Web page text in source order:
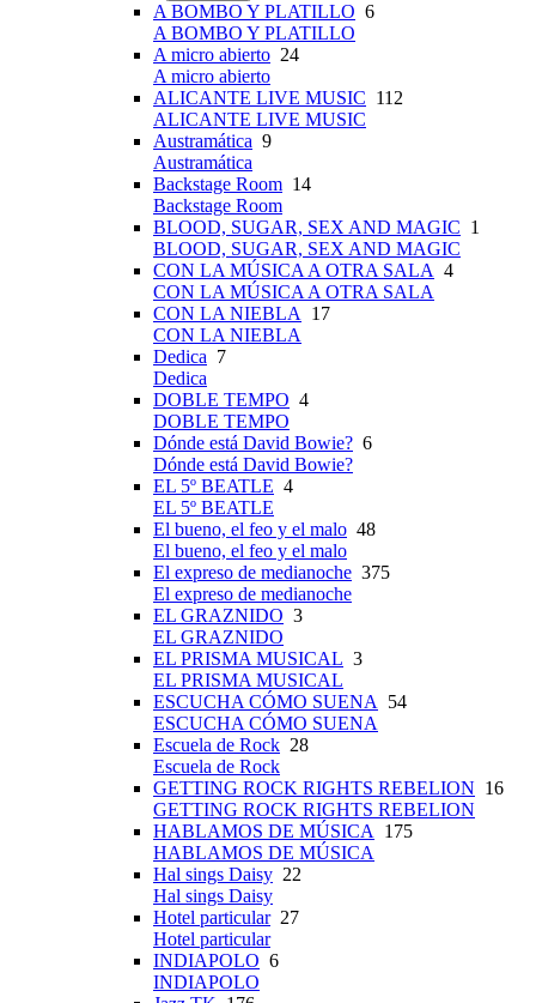
A BOMBO Y PLATILLO 6
A BOMBO Y PLATILLO
A micro abierto 24
A micro abierto
ALICANTE LIVE MUSIC 112
ALICANTE LIVE MUSIC
Austramática 9
Austramática
Backstage Room 14
Backstage Room
BLOOD, SUGAR, SEX AND MAGIC 1
BLOOD, SUGAR, SEX AND MAGIC
CON LA MÚSICA A OTRA SALA 4
CON LA MÚSICA A OTRA SALA
CON LA NIEBLA
17
CON LA NIEBLA
Dedica 7
Dedica
DOBLE TEMPO 4
DOBLE TEMPO
Dónde está David Bowie? 6
Dónde está David Bowie?
EL 5º BEATLE 4
EL 5º BEATLE
El bueno, el feo y el malo 48
El bueno, el feo y el malo
El expreso de medianoche 375
El expreso de medianoche
EL GRAZNIDO 3
EL GRAZNIDO
EL PRISMA MUSICAL 3
EL PRISMA MUSICAL
ESCUCHA CÓMO SUENA
54
ESCUCHA CÓMO SUENA
Escuela de Rock 28
Escuela de Rock
GETTING ROCK RIGHTS REBELION 16
GETTING ROCK RIGHTS REBELION
HABLAMOS DE MÚSICA
175
HABLAMOS DE MÚSICA
Hal sings Daisy 22
Hal sings Daisy
Hotel particular27
Hotel particular
INDIAPOLO 6
INDIAPOLO